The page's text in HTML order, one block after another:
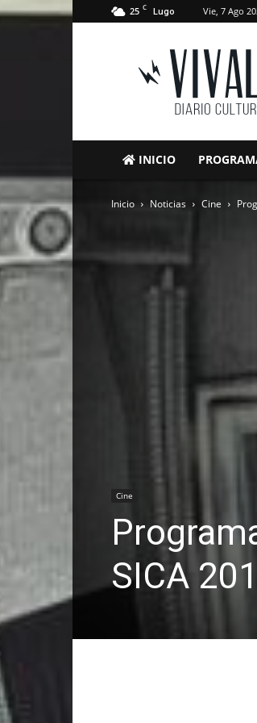
25 C Lugo Vie, 7 Ago
VivaLugo
INICIO
Inicio Noticias Cine
Cine
SICA